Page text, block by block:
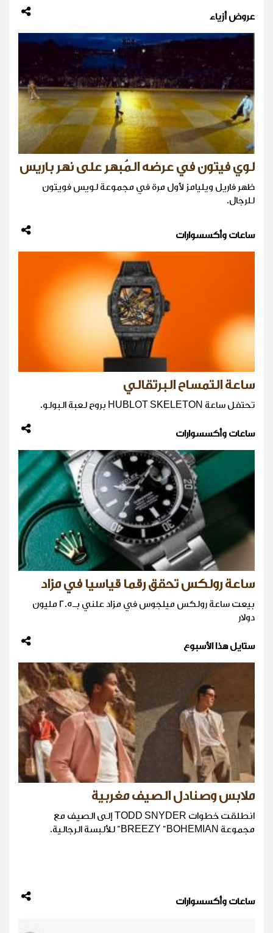
عروض أزياء
لوي فيتون في عرضه المُبهر على نهر باريس
ظهر فاريل ويليامز لأول مرة في مجموعة لويس فويتون
للرجال.
ساعات وأكسسوارات
ساعة التمساح البرتقالي
تحتفل ساعة HUBLOT SKELETON بروح لعبة البولو.
ساعات وأكسسوارات
ساعة رولكس تحقق رقما قياسيا في مزاد
بيعت ساعة رولكس ميلجوس في مزاد علني بـ2.5 مليون
دولار
ستايل هذا الأسبوع
ملابس وصنادل الصيف مغربية
انطلقت خطوات TODD SNYDER إلى الصيف مع
مجموعة BREEZY "BOHEMIAN" للألبسة الرجالية.
ساعات وأكسسوارات